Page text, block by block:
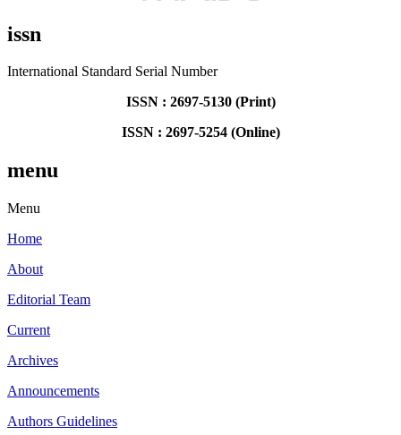
issn
International Standard Serial Number
ISSN : 2697-5130 (Print)
ISSN : 2697-5254 (Online)
menu
Menu
Home
About
Editorial Team
Current
Archives
Announcements
Authors Guidelines